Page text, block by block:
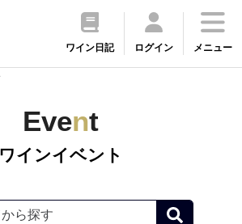
ワイン日記 ログイン メニュー
Event
ワインイベント